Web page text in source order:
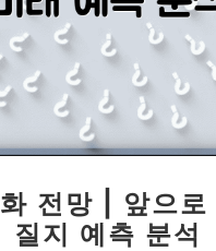
전망 | 앞으로
질지 예측 분석